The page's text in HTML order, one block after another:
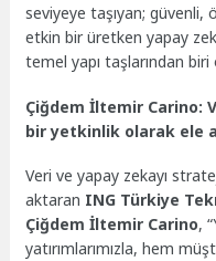
seviyeye taşıyan; güvenli,
etkin bir üretken yapay
temel yapı taşlarından biri
Çiğdem İltemir Carino:
bir yetkinlik olarak ele
Veri ve yapay zekayı
aktaran ING Türkiye
Çiğdem İltemir Carino,
yatırımlarımızla, hem